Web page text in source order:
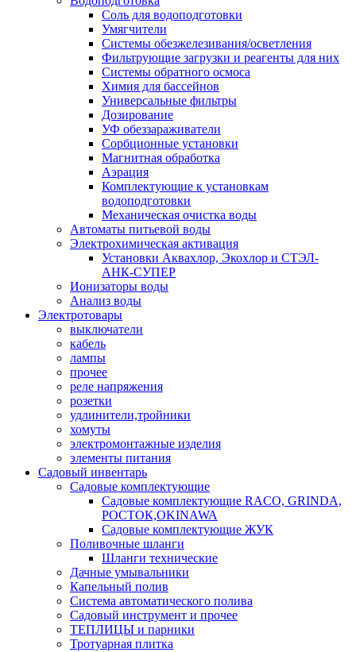
Соль для водоподготовки
Умягчители
Системы обезжелезивания/осветления
Фильтрующие загрузки и реагенты для них
Системы обратного осмоса
Химия для бассейнов
Универсальные фильтры
Дозирование
УФ обеззараживатели
Сорбционные установки
Магнитная обработка
Аэрация
Комплектующие к установкам
водоподготовки
Механическая очистка воды
Автоматы питьевой воды
Электрохимическая активация
Установки Аквахлор, Экохлор и СТЭЛ-
АНК-СУПЕР
Ионизаторы воды
Анализ воды
Электротовары
выключатели
кабель
лампы
прочее
реле напряжения
розетки
удлинители,тройники
хомуты
электромонтажные изделия
элементы питания
Садовый инвентарь
Садовые комплектующие
Садовые комплектующие RACO, GRINDA,
РОСТОК,OKINAWA
Садовые комплектующие ЖУК
Поливочные шланги
Шланги технические
Дачные умывальники
Капельный полив
Система автоматического полива
Садовый инструмент и прочее
ТЕПЛИЦЫ и парники
Тротуарная плитка